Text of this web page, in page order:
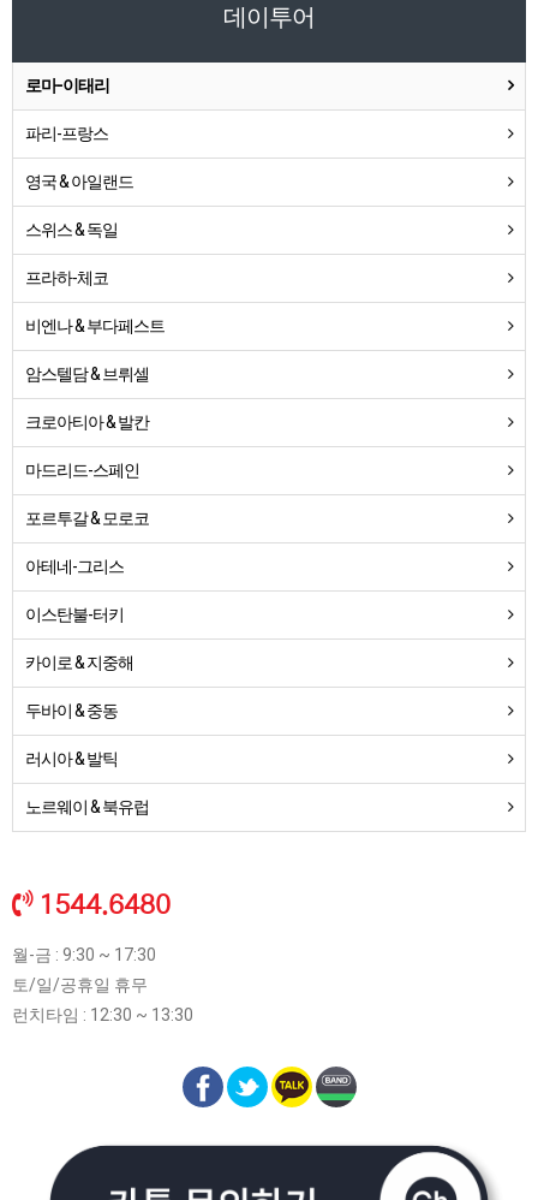
데이투어
로마-이태리
파리-프랑스
영국 & 아일랜드
스위스 & 독일
프라하-체코
비엔나 & 부다페스트
암스텔담 & 브뤼셀
크로아티아 & 발칸
마드리드-스페인
포르투갈 & 모로코
아테네-그리스
이스탄불-터키
카이로 & 지중해
두바이 & 중동
러시아 & 발틱
노르웨이 & 북유럽
1544.6480
월-금 : 9:30 ~ 17:30
토/일/공휴일 휴무
런치타임 : 12:30 ~ 13:30